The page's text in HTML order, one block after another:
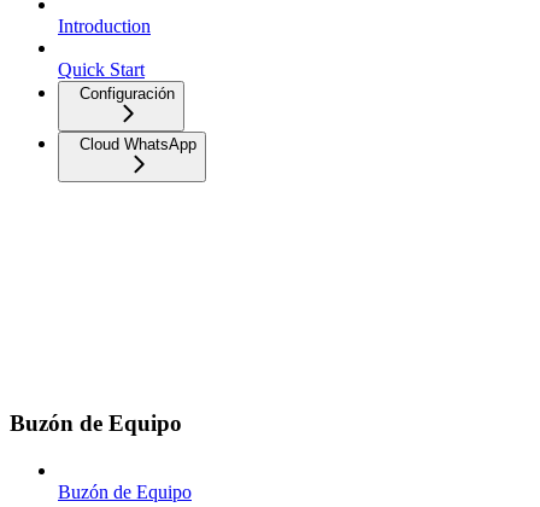
Introduction
Quick Start
Configuración
Cloud WhatsApp
Buzón de Equipo
Buzón de Equipo